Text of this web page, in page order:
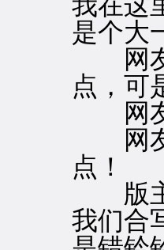
是个大
网友
点，可
网友
网友
点！
版主
我们合